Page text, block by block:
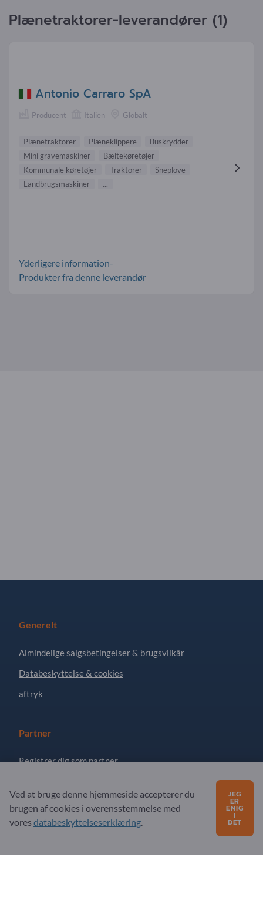
Plænetraktorer-leverandører (1)
Antonio Carraro SpA
Producent Italien Globalt
Plænetraktorer Plæneklippere
Buskrydder
Mini gravemaskiner
Bæltekøretøjer
Kommunale køretøjer
Traktorer
Sneplove
Landbrugsmaskiner
...
Yderligere information-
Produkter fra denne leverandør
Generelt
Almindelige salgsbetingelser & brugsvilkår
Databeskyttelse & cookies
aftryk
Partner
Registrer dig som partner
Har du spørgsmål?
Ved at bruge denne hjemmeside accepterer du
brugen af ​​cookies i overensstemmelse med
vores databeskyttelseserklæring.
JEG
ER
ENIG
I
DET